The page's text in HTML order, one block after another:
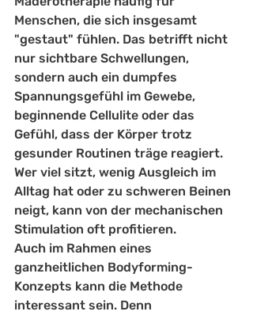
Menschen, die sich insgesamt
"gestaut" fühlen. Das betrifft nicht
nur sichtbare Schwellungen,
sondern auch ein dumpfes
Spannungsgefühl im Gewebe,
beginnende Cellulite oder das
Gefühl, dass der Körper trotz
gesunder Routinen träge reagiert.
Wer viel sitzt, wenig Ausgleich im
Alltag hat oder zu schweren Beinen
neigt, kann von der mechanischen
Stimulation oft profitieren.
Auch im Rahmen eines
ganzheitlichen Bodyforming-
Konzepts kann die Methode
interessant sein. Denn